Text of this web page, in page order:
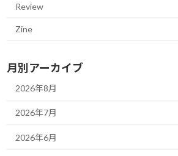
Review
Zine
月別アーカイブ
2026年8月
2026年7月
2026年6月